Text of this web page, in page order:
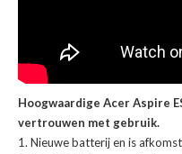
Hoogwaardige Acer Aspire
vertrouwen met gebruik.
Nieuwe batterij en is